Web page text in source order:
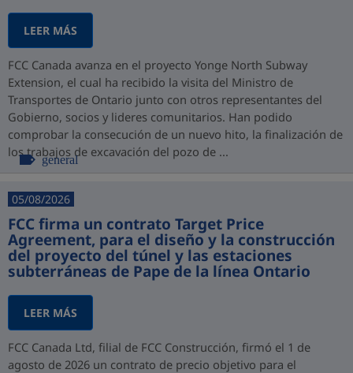
LEER MÁS
FCC Canada avanza en el proyecto Yonge North Subway
Extension, el cual ha recibido la visita del Ministro de
Transportes de Ontario junto con otros representantes del
Gobierno, socios y lideres comunitarios. Han podido
comprobar la consecución de un nuevo hito, la finalización de
los trabajos de excavación del pozo de ...
general
05/08/2026
FCC firma un contrato Target Price
Agreement, para el diseño y la construcción
del proyecto del túnel y las estaciones
subterráneas de Pape de la línea Ontario
LEER MÁS
FCC Canada Ltd, filial de FCC Construcción, firmó el 1 de
agosto de 2026 un contrato de precio objetivo para el